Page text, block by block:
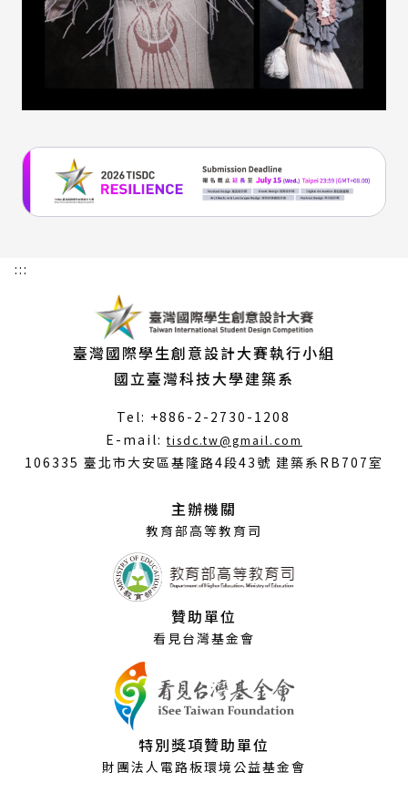
:::
臺灣國際學生創意設計大賽執行小組
國立臺灣科技大學建築系
Tel: +886-2-2730-1208
E-mail:tisdc.tw@gmail.com
開
106335 臺北市大安區基隆路4段43號 建築系RB707室
主辦機關
教育部高等教育司
贊助單位
看見台灣基金會
特別獎項贊助單位
財團法人電路板環境公益基金會